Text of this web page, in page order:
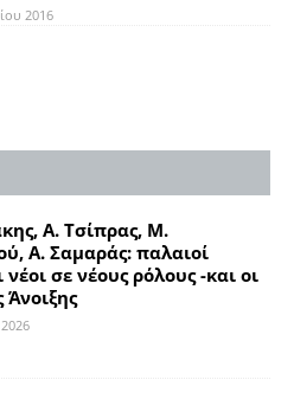
2016
Α. Τσίπρας, Μ.
Α. Σαμαράς: παλαιοί
νέοι σε νέους ρόλους -και οι
Άνοιξης